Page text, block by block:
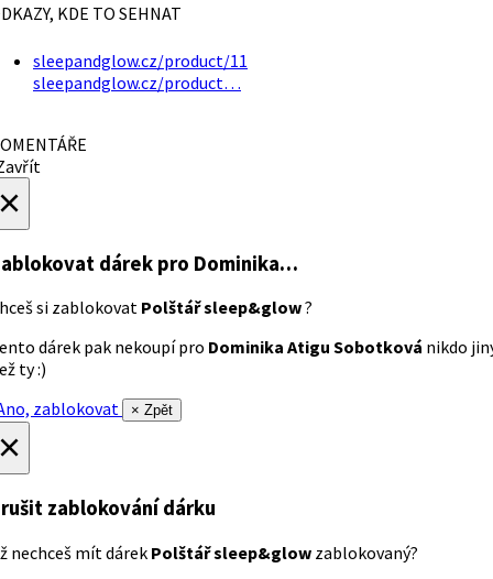
KDE TO SEHNAT
sleepandglow.cz/product/11
sleepandglow.cz/product…
dárek pro Dominika…
si zablokovat Polštář sleep&glow?
dárek pak nekoupí pro Dominika Atigu Sobotková nikdo
ty :)
zablokovat
× Zpět
zablokování dárku
nechceš mít dárek Polštář sleep&glow zablokovaný?